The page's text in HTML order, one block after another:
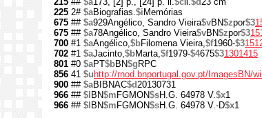
225 2# $aBiografias.$i Memórias
675 ## $a929Angélico, Sandro Vieira$vBN$zpor$3
675 ## $a78Angélico, Sandro Vieira$vBN$zpor$3
700 #1 $aAngélico,$bFilomena Vieira,$f1960-$3
702 #1 $aJacinto,$bMarta,$f1979-$4675$31301415
801 #0 $aPT$bBN$g RPC
856 41 $u http://rnod.bnportugal.gov.pt/ImagesBN/
900 ## $aBIBNAC$d20130731
966 ## $l BN$m FGMON$sH.G. 64978 V.$x1
966 ## $l BN$m FGMON$sH.G. 64978 V.-D$x1